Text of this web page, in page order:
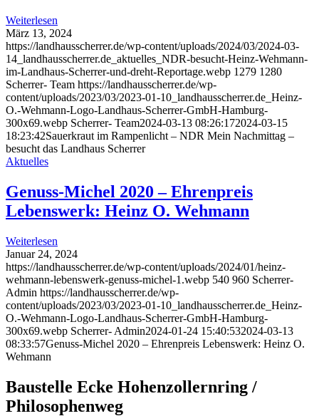
Weiterlesen
März 13, 2024
https://landhausscherrer.de/wp-content/uploads/2024/03/2024-03-
14_landhausscherrer.de_aktuelles_NDR-besucht-Heinz-Wehmann-
im-Landhaus-Scherrer-und-dreht-Reportage.webp 1279 1280
Scherrer- Team https://landhausscherrer.de/wp-
content/uploads/2023/03/2023-01-10_landhausscherrer.de_Heinz-
O.-Wehmann-Logo-Landhaus-Scherrer-GmbH-Hamburg-
300x69.webp Scherrer- Team2024-03-13 08:26:172024-03-15
18:23:42Sauerkraut im Rampenlicht – NDR Mein Nachmittag –
besucht das Landhaus Scherrer
Aktuelles
Genuss-Michel 2020 – Ehrenpreis
Lebenswerk: Heinz O. Wehmann
Weiterlesen
Januar 24, 2024
https://landhausscherrer.de/wp-content/uploads/2024/01/heinz-
wehmann-lebenswerk-genuss-michel-1.webp 540 960 Scherrer-
Admin https://landhausscherrer.de/wp-
content/uploads/2023/03/2023-01-10_landhausscherrer.de_Heinz-
O.-Wehmann-Logo-Landhaus-Scherrer-GmbH-Hamburg-
300x69.webp Scherrer- Admin2024-01-24 15:40:532024-03-13
08:33:57Genuss-Michel 2020 – Ehrenpreis Lebenswerk: Heinz O.
Wehmann
Baustelle Ecke Hohenzollernring /
Philosophenweg